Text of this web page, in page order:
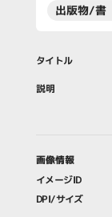
出版物/書
タイトル
説明
画像情報
イメージID
DPI/サイズ